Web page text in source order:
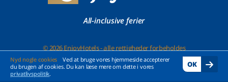
Nyd nogle cookies
Ved at bruge vores hjemmeside accepterer
du brugen af cookies. Du kan læse mere om dette i vores
privatlivspolitik.
OK
All-inclusive ferier
© 2026 EnjoyHotels - alle rettigheder forbeholdes